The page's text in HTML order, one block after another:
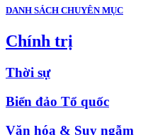
DANH SÁCH CHUYÊN MỤC
Chính trị
Thời sự
Biển đảo Tổ quốc
Văn hóa & Suy ngẫm